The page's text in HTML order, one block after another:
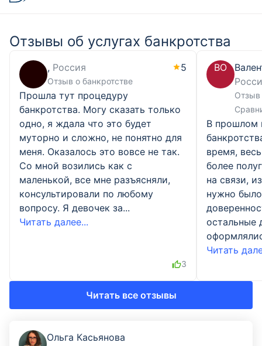
Отзывы об услугах банкротства
, Россия 5
Отзыв о банкротстве
Прошла тут процедуру
банкротства. Могу сказать только
одно, я ждала что это будет
муторно и сложно, не понятно для
меня. Оказалось это вовсе не так.
Со мной возились как с
маленькой, все мне разъясняли,
консультировали по любому
вопросу. Я девочек за...
Читать далее...
3
ВО
Отзыв
В прошлом
время,
более
на связи,
нужно
остальные
Читать
Читать все отзывы
Ольга Касьянова